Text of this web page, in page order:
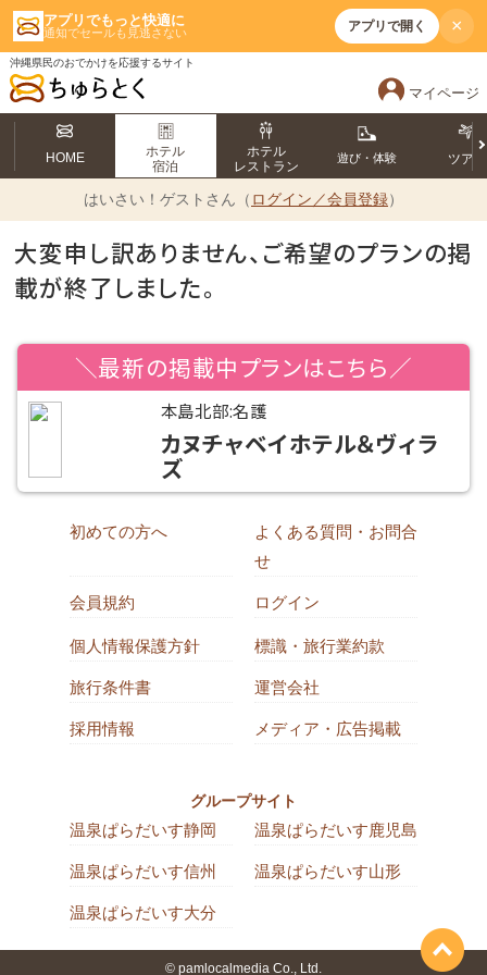
アプリでもっと快適に
通知でセールも見逃さない アプリで開く ×
沖縄県民のおでかけを応援するサイト
マイページ
HOME
ホテル
宿泊
ホテル
レストラン
遊び・体験 ツアー
はいさい！ ゲストさん（ ログイン／会員登録）
大変申し訳ありません、ご希望のプランの掲
載が終了しました。
＼最新の掲載中プランはこちら／
本島北部:名護
カヌチャベイホテル＆ヴィラ
ズ
初めての方へ
よくある質問・お問合
せ
会員規約 ログイン
個人情報保護方針 標識・旅行業約款
旅行条件書 運営会社
採用情報 メディア・広告掲載
グループサイト
温泉ぱらだいす静岡 温泉ぱらだいす鹿児島
温泉ぱらだいす信州 温泉ぱらだいす山形
温泉ぱらだいす大分
© pamlocalmedia Co., Ltd.